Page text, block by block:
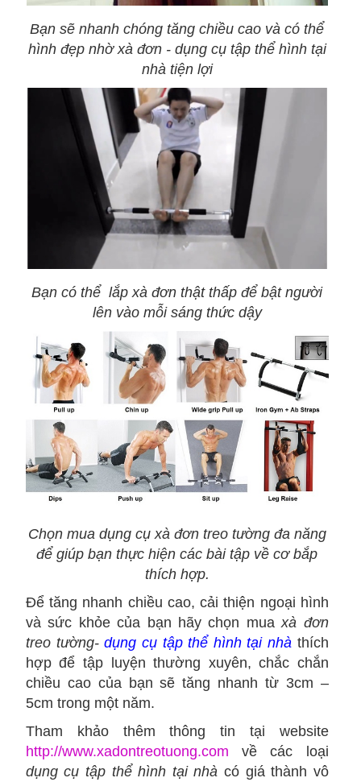
Bạn sẽ nhanh chóng tăng chiều cao và có thể
hình đẹp nhờ xà đơn - dụng cụ tập thể hình tại
nhà tiện lợi
Bạn có thể lắp xà đơn thật thấp để bật người
lên vào mỗi sáng thức dậy
Chọn mua dụng cụ xà đơn treo tường đa năng
để giúp bạn thực hiện các bài tập về cơ bắp
thích hợp.
Để tăng nhanh chiều cao, cải thiện ngoại hình
và sức khỏe của bạn hãy chọn muaxà đơn
treo tường-dụng cụ tập thể hình tại nhà thích
hợp để tập luyện thường xuyên, chắc chắn
chiều cao của bạn sẽ tăng nhanh từ 3cm –
5cm trong một năm.
Tham khảo thêm thông tin tại website
http://www.xadontreotuong.com về các loại
dụng cụ tập thể hình tại nhà có giá thành vô